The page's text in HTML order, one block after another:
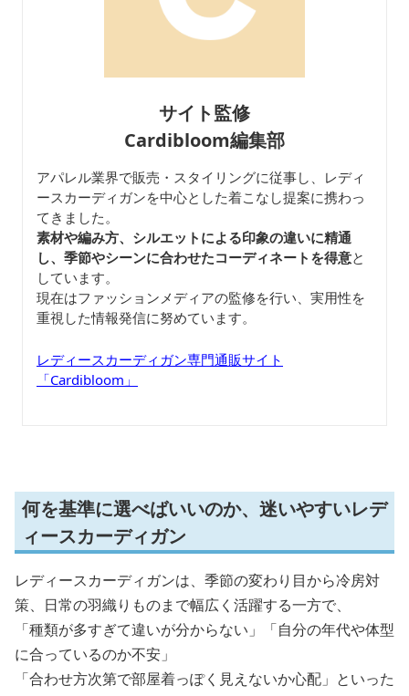
サイト監修
Cardibloom編集部
アパレル業界で販売・スタイリングに従事し、レディ
ースカーディガンを中心とした着こなし提案に携わっ
てきました。
素材や編み方、シルエットによる印象の違いに精通
し、季節やシーンに合わせたコーディネートを得意と
しています。
現在はファッションメディアの監修を行い、実用性を
重視した情報発信に努めています。
レディースカーディガン専門通販サイト
「Cardibloom」
何を基準に選べばいいのか、迷いやすいレデ
ィースカーディガン
レディースカーディガンは、季節の変わり目から冷房対
策、日常の羽織りものまで幅広く活躍する一方で、
「種類が多すぎて違いが分からない」「自分の年代や体型
に合っているのか不安」
「合わせ方次第で部屋着っぽく見えないか心配」といった